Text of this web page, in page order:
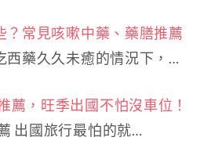
？常見咳嗽中藥、藥膳推薦
西藥久久未癒的情況下，…
薦，旺季出國不怕沒車位！
出國旅行最怕的就…